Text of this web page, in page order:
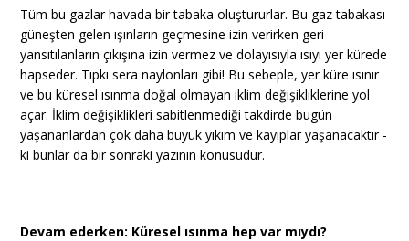
Tüm bu gazlar havada bir tabaka oluştururlar. Bu gaz tabakası
güneşten gelen ışınların geçmesine izin verirken geri
yansıtılanların çıkışına izin vermez ve dolayısıyla ısıyı yer kürede
hapseder. Tıpkı sera naylonları gibi! Bu sebeple, yer küre ısınır
ve bu küresel ısınma doğal olmayan iklim değişikliklerine yol
açar. İklim değişiklikleri sabitlenmediği takdirde bugün
yaşananlardan çok daha büyük yıkım ve kayıplar yaşanacaktır -
ki bunlar da bir sonraki yazının konusudur.
Devam ederken: Küresel ısınma hep var mıydı?